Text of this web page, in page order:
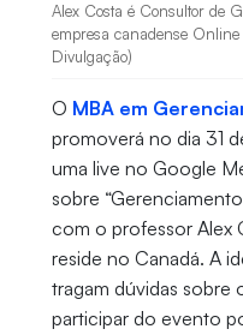
Alex Costa é Consultor de
empresa canadense Online
Divulgação)
O MBA em
promoverá no dia 31
uma live no Google
sobre
com o professor Alex
reside no Canadá. A
tragam dúvidas sobre
participar do evento